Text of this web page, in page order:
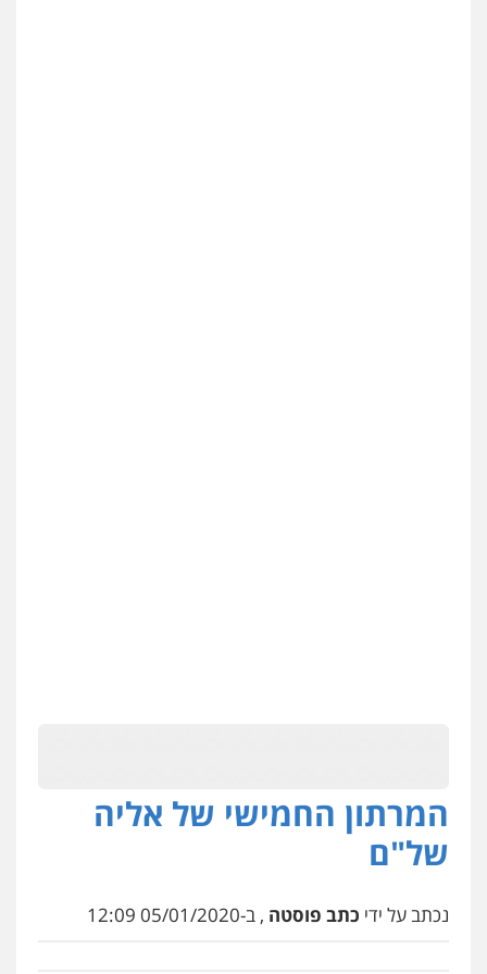
המרתון החמישי של אליה
של"ם
נכתב על ידי כתב פוסטה , ב-05/01/2020 12:09